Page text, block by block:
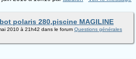
polaris 280,piscine MAGILINE
2010 à 21h42 dans le forum Questions générales